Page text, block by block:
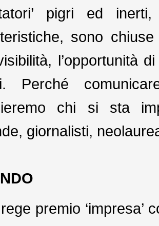
pigri ed
sono
l’opportunità
Perché
chi si sta
giornalisti,
premio ‘impresa’